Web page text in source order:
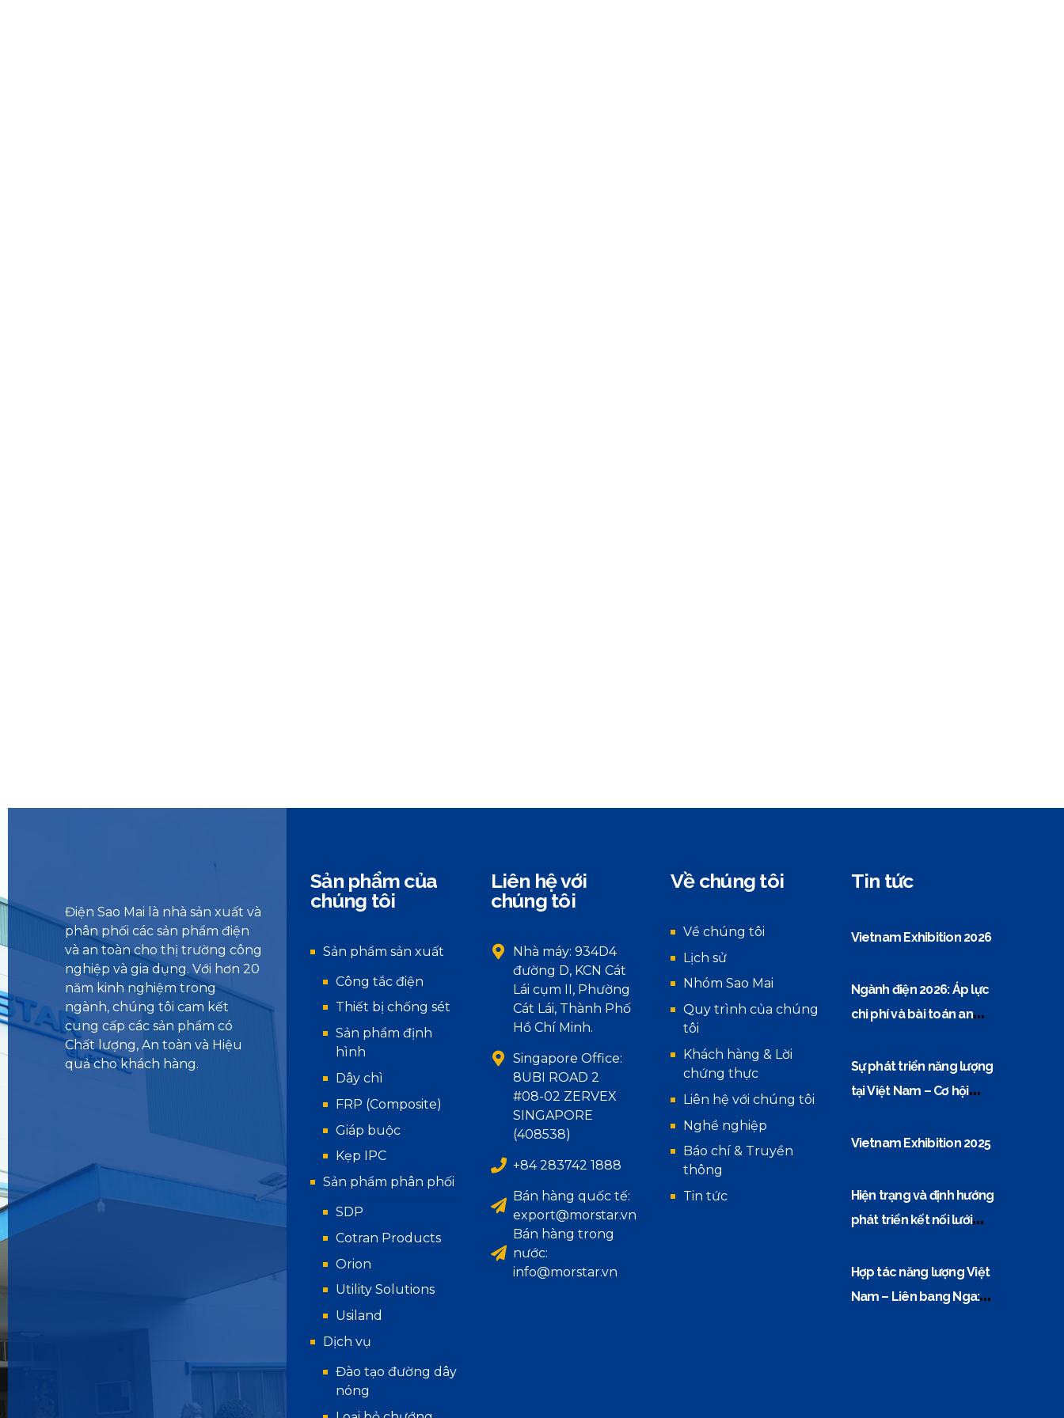
Điện Sao Mai là nhà sản xuất và
phân phối các sản phẩm điện
và an toàn cho thị trường công
nghiệp và gia dụng. Với hơn 20
năm kinh nghiệm trong
ngành, chúng tôi cam kết
cung cấp các sản phẩm có
Chất lượng, An toàn và Hiệu
quả cho khách hàng.
Sản phẩm của
chúng tôi
Sản phẩm sản xuất
Công tắc điện
Thiết bị chống sét
Sản phẩm định
hình
Dây chì
FRP (Composite)
Giáp buộc
Kẹp IPC
Sản phẩm phân phối
SDP
Cotran Products
Orion
Utility Solutions
Usiland
Dịch vụ
Đào tạo đường dây
nóng
Liên hệ với
chúng tôi
Nhà máy: 934D4
đường D, KCN Cát
Lái cụm II, Phường
Cát Lái, Thành Phố
Hồ Chí Minh.
Singapore Office:
8UBI ROAD 2
#08-02 ZERVEX
SINGAPORE
(408538)
+84 283742 1888
Bán hàng quốc tế:
export@morstar.vn
Bán hàng trong
nước:
info@morstar.vn
Về chúng tôi
Về chúng tôi
Lịch sử
Nhóm Sao Mai
Quy trình của chúng
tôi
Khách hàng & Lời
chứng thực
Liên hệ với chúng tôi
Nghề nghiệp
Báo chí & Truyền
thông
Tin tức
Tin tức
Vietnam Exhibition 2026
Ngành điện 2026: Áp lực
chi phí và bài toán an
Sự phát triển năng lượng
tại Việt Nam – Cơ hội
nghiệp thiết bị điện
Vietnam Exhibition 2025
Hiện trạng và định hướng
phát triển kết nối lưới
Hợp tác năng lượng Việt
Nam – Liên bang Nga: